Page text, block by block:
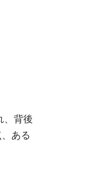
、背後
ある